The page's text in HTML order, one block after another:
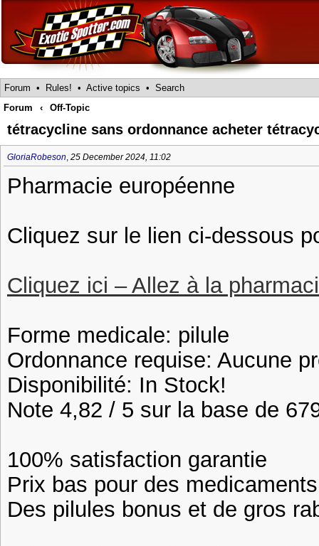
Forum • Rules! • Active topics • Search
Forum
‹ Off-Topic
tétracycline sans ordonnance acheter
GloriaRobeson, 25 December 2024, 11:02
Pharmacie européenne
Cliquez sur le lien ci-dessous
Cliquez ici – Allez à la
Forme medicale: pilule
Ordonnance requise: Aucune
Disponibilité: In Stock!
Note 4,82 / 5 sur la base de
100% satisfaction garantie
Prix bas pour des
Des pilules bonus et de gros